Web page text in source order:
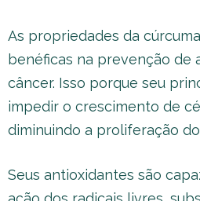
As propriedades da
benéficas na prevenção de
câncer. Isso porque seu
impedir o crescimento de
diminuindo a proliferação
Seus antioxidantes são